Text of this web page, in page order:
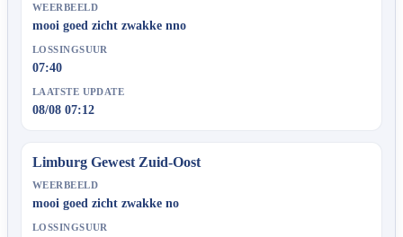
WEERBEELD
mooi goed zicht zwakke nno
LOSSINGSUUR
07:40
LAATSTE UPDATE
08/08 07:12
Limburg Gewest Zuid-Oost
WEERBEELD
mooi goed zicht zwakke no
LOSSINGSUUR